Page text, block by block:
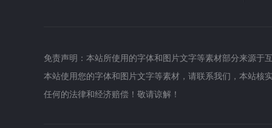
免责声明：本站所使用的字体和图片文字等素材部分来源
本站使用您的字体和图片文字等素材，请联系我们，本站
任何的法律和经济赔偿！敬请谅解！